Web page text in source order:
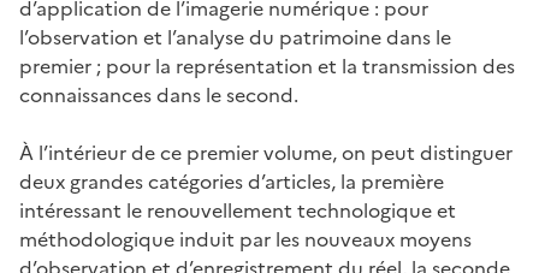
d’application de l’imagerie numérique : pour
l’observation et l’analyse du patrimoine dans le
premier ; pour la représentation et la transmission des
connaissances dans le second.
À l’intérieur de ce premier volume, on peut distinguer
deux grandes catégories d’articles, la première
intéressant le renouvellement technologique et
méthodologique induit par les nouveaux moyens